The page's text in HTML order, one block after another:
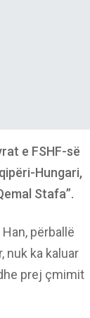
e FSHF-së
Hungari,
Stafa”.
përballë
nuk ka kaluar
prej çmimit